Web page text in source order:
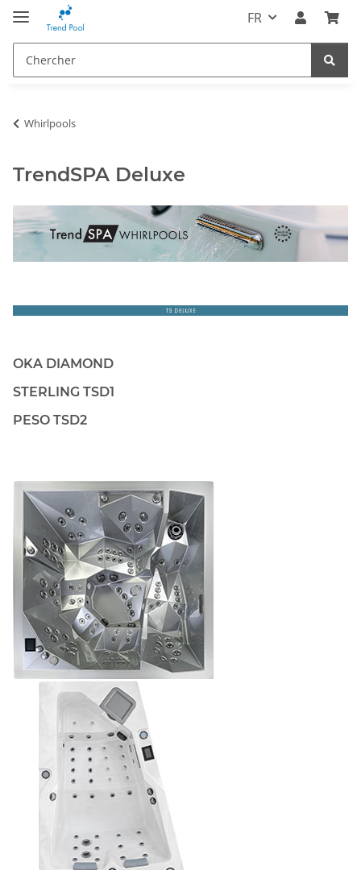
FR
Whirlpools
TrendSPA Deluxe
OKA DIAMOND
STERLING TSD1
PESO TSD2